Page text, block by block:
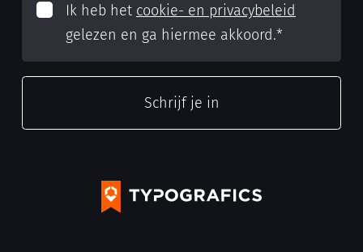
Ik heb het cookie- en privacybeleid
gelezen en ga hiermee akkoord.*